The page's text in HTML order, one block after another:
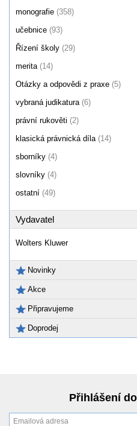
monografie (358)
učebnice (93)
Řízení školy (29)
merita (14)
Otázky a odpovědi z praxe (5)
vybraná judikatura (6)
právní rukověti (2)
klasická právnická díla (14)
sborníky (4)
slovníky (4)
ostatní (49)
Vydavatel
Wolters Kluwer
Novinky
Akce
Připravujeme
Doprodej
Přihlášení